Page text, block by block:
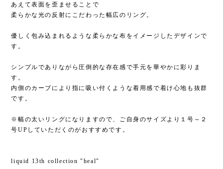
あえて表面を歪ませることで
柔らかな光の反射にこだわった幅広のリング。
優しく包み込まれるような柔らかな布をイメージしたデザインで
す。
シンプルでありながら圧倒的な存在感で手元を華やかに彩りま
す。
内側のカーブにより指に吸い付くような着用感で着け心地も抜群
です。
※幅の太いリングになりますので、ご自身のサイズより１号～２
号UPしていただくのがおすすめです。
liquid 13th collection "heal"